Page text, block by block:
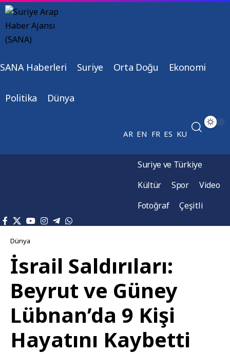
SANA Haberleri Suriye Orta Doğu Ekonomi
Politika Dünya
AR EN FR ES KU
Suriye ve Türkiye
Kültür
Spor
Video
Fotoğraf
Çeşitli
Dünya
İsrail Saldırıları:
Beyrut ve Güney
Lübnan’da 9 Kişi
Hayatını Kaybetti